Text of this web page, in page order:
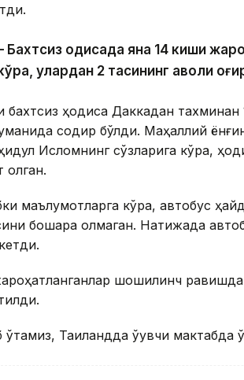
Бахтсиз ҳодисада яна 14 киши
улардан 2 тасининг аҳволи
бахтсиз ҳодиса Даккадан
содир бўлди. Маҳаллий
Исломнинг сўзларига кўра,
олган.
маълумотларга кўра, автобус
бошқара олмаган. Натижада
шошилинч
ўтамиз, Таиландда ўқувчи мактабда